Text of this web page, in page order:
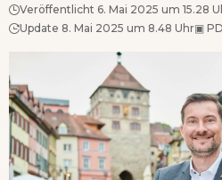
Veröffentlicht 6. Mai 2025 um 15.28
Update 8. Mai 2025 um 8.48 Uhr▣